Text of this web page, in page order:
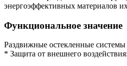
энергоэффективных материалов
Функциональное значение
Раздвижные остекленные
* Защита от внешнего